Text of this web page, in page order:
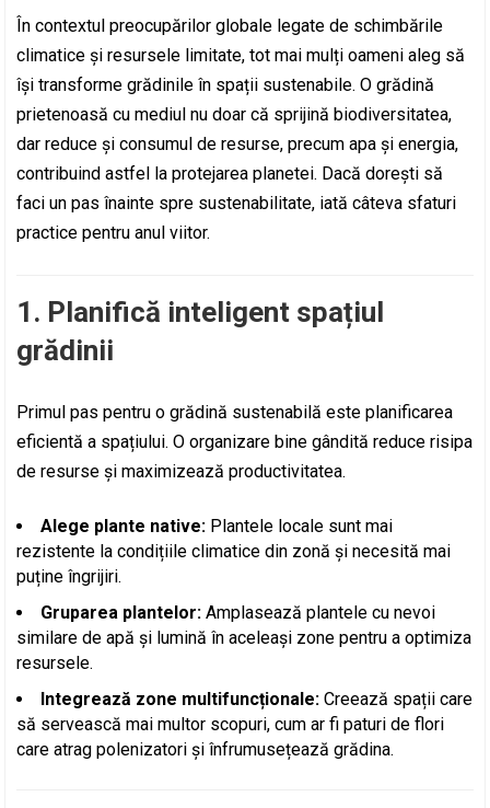
În contextul preocupărilor globale legate de schimbările
climatice și resursele limitate, tot mai mulți oameni aleg să
își transforme grădinile în spații sustenabile. O grădină
prietenoasă cu mediul nu doar că sprijină biodiversitatea,
dar reduce și consumul de resurse, precum apa și energia,
contribuind astfel la protejarea planetei. Dacă dorești să
faci un pas înainte spre sustenabilitate, iată câteva sfaturi
practice pentru anul viitor.
1. Planifică inteligent spațiul
grădinii
Primul pas pentru o grădină sustenabilă este planificarea
eficientă a spațiului. O organizare bine gândită reduce risipa
de resurse și maximizează productivitatea.
Alege plante native: Plantele locale sunt mai
rezistente la condițiile climatice din zonă și necesită mai
puține îngrijiri.
Gruparea plantelor: Amplasează plantele cu nevoi
similare de apă și lumină în aceleași zone pentru a optimiza
resursele.
Integrează zone multifuncționale: Creează spații care
să servească mai multor scopuri, cum ar fi paturi de flori
care atrag polenizatori și înfrumusețează grădina.